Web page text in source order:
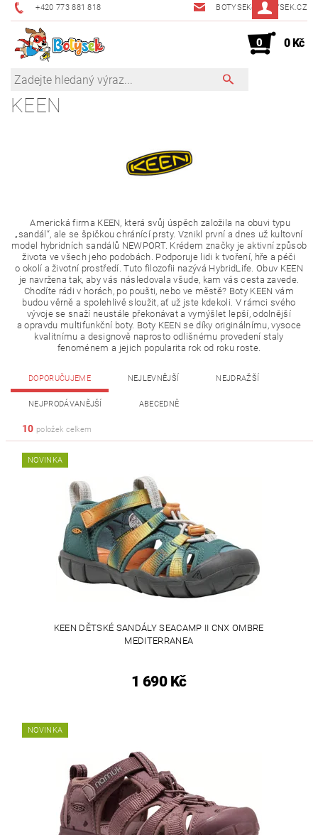
+420 773 881 818 BOTYSEK@BOTYSEK.CZ
0 0 Kč
KEEN
Americká firma KEEN, která svůj úspěch založila na obuvi typu
„sandál“, ale se špičkou chránící prsty. Vznikl první a dnes už kultovní
model hybridních sandálů NEWPORT. Krédem značky je aktivní způsob
života ve všech jeho podobách. Podporuje lidi k tvoření, hře a péči
o okolí a životní prostředí. Tuto filozofii nazývá HybridLife. Obuv KEEN
je navržena tak, aby vás následovala všude, kam vás cesta zavede.
Chodíte rádi v horách, po poušti, nebo ve městě? Boty KEEN vám
budou věrně a spolehlivě sloužit, ať už jste kdekoli. V rámci svého
vývoje se snaží neustále překonávat a vymýšlet lepší, odolnější
a opravdu multifunkční boty. Boty KEEN se díky originálnímu, vysoce
kvalitnímu a designově naprosto odlišnému provedení staly
fenoménem a jejich popularita rok od roku roste.
DOPORUČUJEME NEJLEVNĚJŠÍ NEJDRAŽŠÍ
NEJPRODÁVANĚJŠÍ ABECEDNĚ
10 položek celkem
NOVINKA
KEEN DĚTSKÉ SANDÁLY SEACAMP II CNX OMBRE
MEDITERRANEA
1 690 Kč
NOVINKA